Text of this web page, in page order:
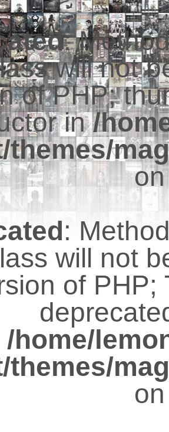
:
will not
of PHP;
in/
themes/
:
will not
of PHP;
/home/
themes/